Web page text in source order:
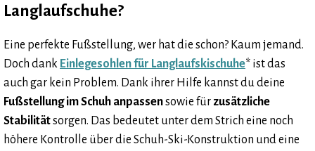
Langlaufschuhe?
Eine perfekte Fußstellung, wer hat die schon? Kaum jemand.
Doch dank Einlegesohlen für Langlaufskischuhe* ist das
auch gar kein Problem. Dank ihrer Hilfe kannst du deine
Fußstellung im Schuh anpassensowie für zusätzliche
Stabilitätsorgen. Das bedeutet unter dem Strich eine noch
höhere Kontrolle über die Schuh-Ski-Konstruktion und eine